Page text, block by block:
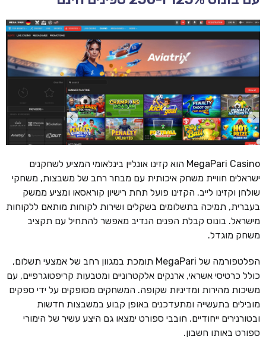
MegaPari Casino הוא קזינו אונליין בינלאומי המציע לשחקנים
ישראלים חוויית משחק איכותית עם מבחר רחב של משבצות, משחקי
שולחן וקזינו לייב. הקזינו פועל תחת רישיון קוראסאו ומציע ממשק
בעברית, תמיכה בתשלומים בשקלים ושירות לקוחות מותאם ללקוחות
מישראל. בונוס קבלת הפנים הנדיב מאפשר להתחיל עם תקציב
משחק מוגדל.
הפלטפורמה של MegaPari תומכת במגוון רחב של אמצעי תשלום,
כולל כרטיסי אשראי, ארנקים אלקטרוניים ומטבעות קריפטוגרפיים, עם
משיכות מהירות ומדיניות שקופה. המשחקים מסופקים על ידי ספקים
מובילים בתעשייה ומתעדכנים באופן קבוע במשבצות חדשות
ובטורנירים ייחודיים. חובבי ספורט ימצאו גם היצע עשיר של הימורי
ספורט באותו חשבון.